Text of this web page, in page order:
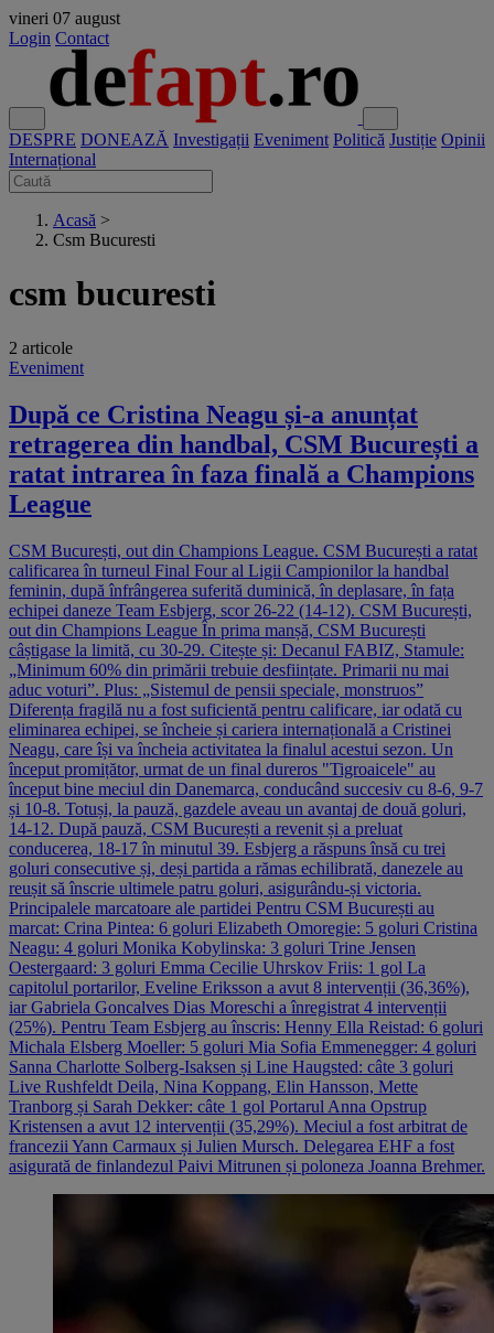
vineri 07 august
Login Contact
DESPRE DONEAZĂ Investigații Eveniment Politică Justiție Opinii
Internațional
Acasă >
Csm Bucuresti
csm bucuresti
2 articole
Eveniment
După ce Cristina Neagu și-a anunțat
retragerea din handbal, CSM București a
ratat intrarea în faza finală a Champions
League
CSM București, out din Champions League. CSM București a ratat
calificarea în turneul Final Four al Ligii Campionilor la handbal
feminin, după înfrângerea suferită duminică, în deplasare, în fața
echipei daneze Team Esbjerg, scor 26-22 (14-12). CSM București,
out din Champions League În prima manșă, CSM București
câștigase la limită, cu 30-29. Citește și: Decanul FABIZ, Stamule:
„Minimum 60% din primării trebuie desființate. Primarii nu mai
aduc voturi”. Plus: „Sistemul de pensii speciale, monstruos”
Diferența fragilă nu a fost suficientă pentru calificare, iar odată cu
eliminarea echipei, se încheie și cariera internațională a Cristinei
Neagu, care își va încheia activitatea la finalul acestui sezon. Un
început promițător, urmat de un final dureros "Tigroaicele" au
început bine meciul din Danemarca, conducând succesiv cu 8-6, 9-7
și 10-8. Totuși, la pauză, gazdele aveau un avantaj de două goluri,
14-12. După pauză, CSM București a revenit și a preluat
conducerea, 18-17 în minutul 39. Esbjerg a răspuns însă cu trei
goluri consecutive și, deși partida a rămas echilibrată, danezele au
reușit să înscrie ultimele patru goluri, asigurându-și victoria.
Principalele marcatoare ale partidei Pentru CSM București au
marcat: Crina Pintea: 6 goluri Elizabeth Omoregie: 5 goluri Cristina
Neagu: 4 goluri Monika Kobylinska: 3 goluri Trine Jensen
Oestergaard: 3 goluri Emma Cecilie Uhrskov Friis: 1 gol La
capitolul portarilor, Eveline Eriksson a avut 8 intervenții (36,36%),
iar Gabriela Goncalves Dias Moreschi a înregistrat 4 intervenții
(25%). Pentru Team Esbjerg au înscris: Henny Ella Reistad: 6 goluri
Michala Elsberg Moeller: 5 goluri Mia Sofia Emmenegger: 4 goluri
Sanna Charlotte Solberg-Isaksen și Line Haugsted: câte 3 goluri
Live Rushfeldt Deila, Nina Koppang, Elin Hansson, Mette
Tranborg și Sarah Dekker: câte 1 gol Portarul Anna Opstrup
Kristensen a avut 12 intervenții (35,29%). Meciul a fost arbitrat de
francezii Yann Carmaux și Julien Mursch. Delegarea EHF a fost
asigurată de finlandezul Paivi Mitrunen și poloneza Joanna Brehmer.